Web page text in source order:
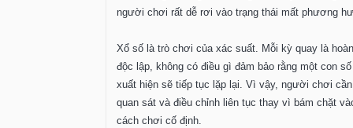
người chơi rất dễ rơi vào trạng thái mất phương
Xổ số là trò chơi của xác suất. Mỗi kỳ quay là
độc lập, không có điều gì đảm bảo rằng một con
xuất hiện sẽ tiếp tục lặp lại. Vì vậy, người chơi
quan sát và điều chỉnh liên tục thay vì bám chặt
cách chơi cố định.